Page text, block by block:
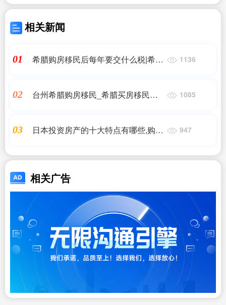
相关新闻
01
希腊购房移民后每年要交什么税|希腊
1136
02
台州希腊购房移民_希腊买房移民的
1085
03
日本投资房产的十大特点有哪些,购买
产资讯-房天,日本移民|日本投资移民
947
相关广告